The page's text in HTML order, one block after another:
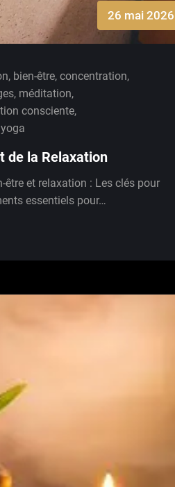
26 mai 2026
, bien-être, concentration,
, méditation,
consciente,
yoga
de la Relaxation
être et relaxation : Les clés pour
essentiels pour…